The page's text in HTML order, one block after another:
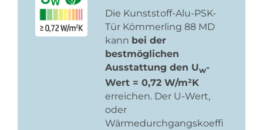
Die Kunststoff-Alu-PSK-
Tür Kömmerling 88 MD
kann bei der
bestmöglichen
Ausstattung den Uw-
Wert = 0,72 W/m²K
erreichen. Der U-Wert,
oder
Wärmedurchgangskoeffi